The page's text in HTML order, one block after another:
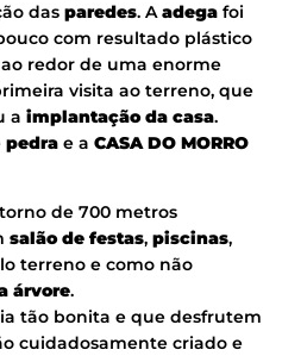
das paredes. Aadega foi
com resultado plástico
redor de uma enorme
visita ao terreno, que
a implantação da casa.
pedra e a CASA DO MORRO
de 700 metros
salão de festas, piscinas,
terreno e como não
árvore.
tão bonita e que desfrutem
cuidadosamente criado e